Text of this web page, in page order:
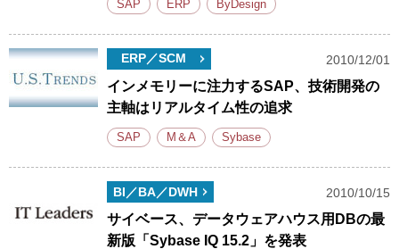
SAP ERP ByDesign
ERP／SCM 2010/12/01
インメモリーに注力するSAP、技術開発の
主軸はリアルタイム性の追求
SAP M＆A Sybase
BI／BA／DWH 2010/10/15
サイベース、データウェアハウス用DBの最
新版「Sybase IQ 15.2」を発表